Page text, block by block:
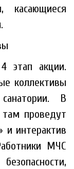
касающиеся
этап акции.
коллективы
В
проведут
и интерактив
МЧС